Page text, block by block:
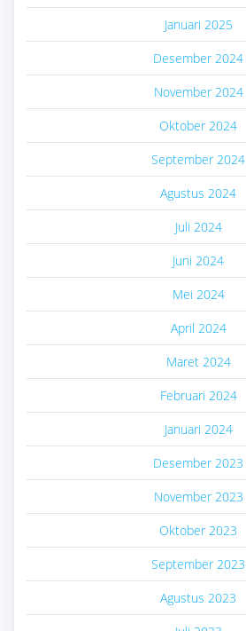
Januari 2025
Desember 2024
November 2024
Oktober 2024
September 2024
Agustus 2024
Juli 2024
Juni 2024
Mei 2024
April 2024
Maret 2024
Februari 2024
Januari 2024
Desember 2023
November 2023
Oktober 2023
September 2023
Agustus 2023